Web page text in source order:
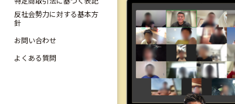
反社会勢力に対する基本方
針
お問い合わせ
よくある質問